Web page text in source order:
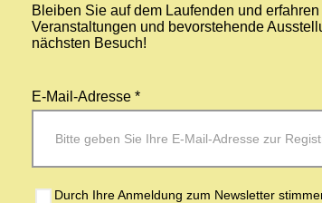
Bleiben Sie auf dem Laufenden und
Veranstaltungen und bevorstehende
nächsten Besuch!
E-Mail-Adresse *
Durch Ihre Anmeldung zum Newsletter